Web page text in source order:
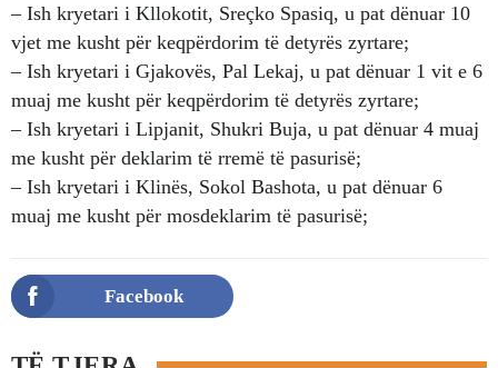
– Ish kryetari i Kllokotit, Sreçko Spasiq, u pat dënuar 10
vjet me kusht për keqpërdorim të detyrës zyrtare;
– Ish kryetari i Gjakovës, Pal Lekaj, u pat dënuar 1 vit e 6
muaj me kusht për keqpërdorim të detyrës zyrtare;
– Ish kryetari i Lipjanit, Shukri Buja, u pat dënuar 4 muaj
me kusht për deklarim të rremë të pasurisë;
– Ish kryetari i Klinës, Sokol Bashota, u pat dënuar 6
muaj me kusht për mosdeklarim të pasurisë;
Facebook